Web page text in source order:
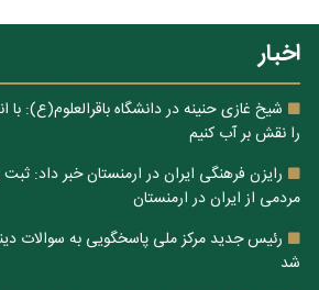
اخبار
شیخ غازی حنینه در دانشگاه باقرالعلوم(ع): با
را نقش بر آب کنیم
مردمی از ایران در ارمنستان
رئیس جدید مرکز ملی پاسخگویی به سوالات
شد